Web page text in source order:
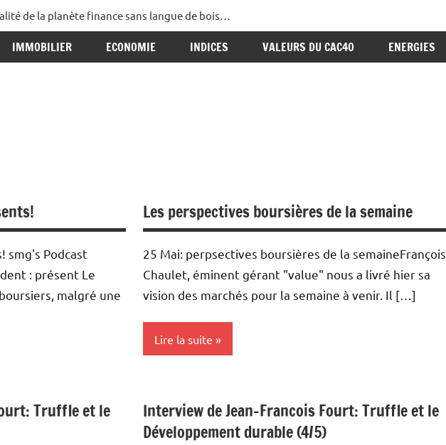
de la planète finance sans langue de bois…
IMMOBILIER ECONOMIE INDICES VALEURS DU CAC40 ENERGIES
smg's Podcast
: présent Le
malgré une
Les perspectives boursières de la semaine
25 Mai: perpsectives boursières de la semaineFrançois
Chaulet, éminent gérant "value" nous a livré hier sa
vision des marchés pour la semaine à venir. Il […]
Lire la suite
Gestion de
portefeuille
Truffle et le
Interview de Jean-Francois Fourt: Truffle et le
Développement durable (4/5)